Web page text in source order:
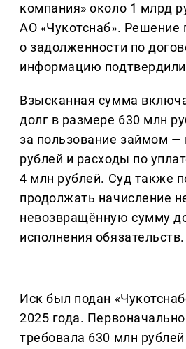
компания» около 1 млрд
АО «Чукотснаб». Решение
о задолженности по
информацию
Взысканная сумма
долг в размере 630 млн
за пользование займом —
рублей и расходы по
4 млн рублей. Суд также
продолжать начисление
невозвращённую сумму
исполнения обязательств.
Иск был подан
2025 года.
требовала 630 млн